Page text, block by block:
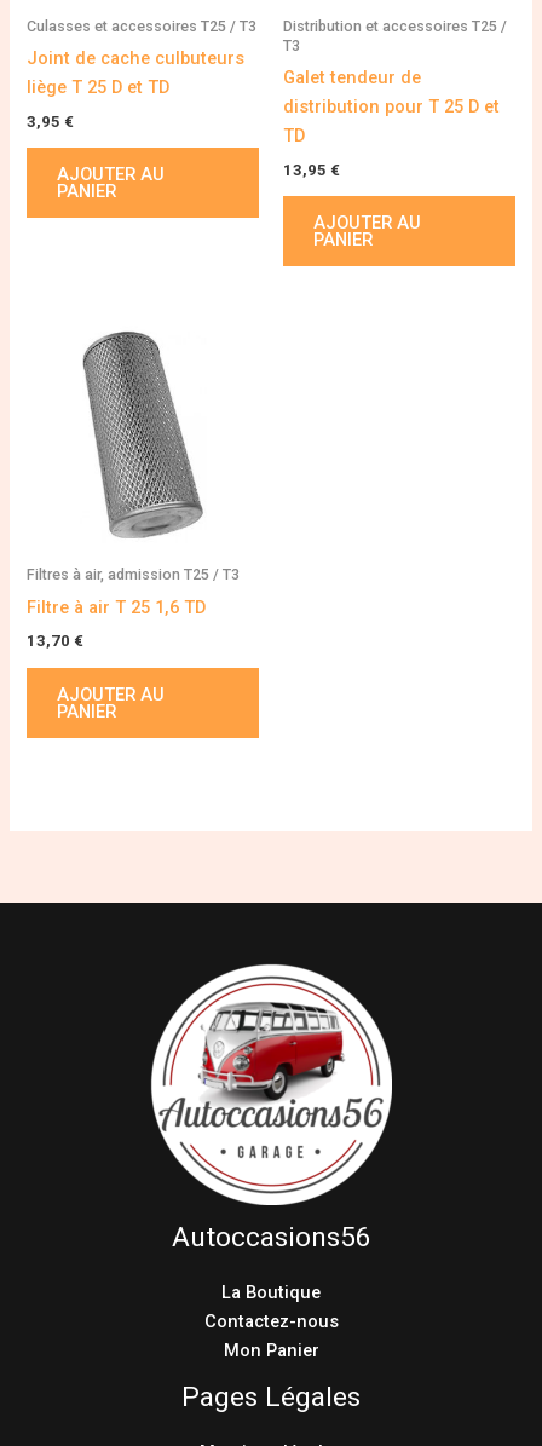
Culasses et accessoires T25 / T3
Joint de cache culbuteurs
liège T 25 D et TD
3,95 €
AJOUTER AU
PANIER
Distribution et accessoires T25 /
T3
Galet tendeur de
distribution pour T 25 D et
TD
13,95 €
AJOUTER AU
PANIER
Filtres à air, admission T25 / T3
Filtre à air T 25 1,6 TD
13,70 €
AJOUTER AU
PANIER
Autoccasions56
La Boutique
Contactez-nous
Mon Panier
Pages Légales